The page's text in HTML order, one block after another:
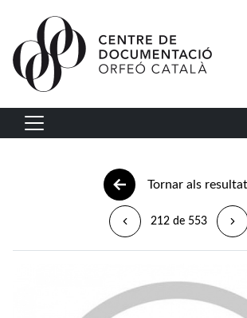
Vés al contingut
Navegació principal
Tornar als
212 de 553